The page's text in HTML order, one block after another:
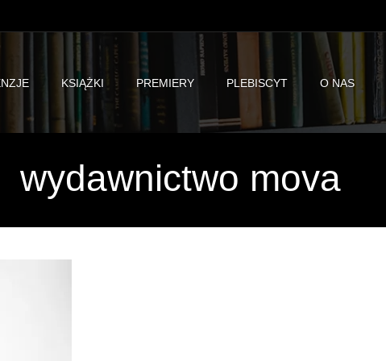
KSIĄŻKI PREMIERY PLEBISCYT O NAS
wydawnictwo mova